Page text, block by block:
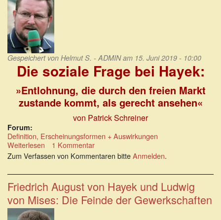
Gespeichert von Helmut S. - ADMINam 15. Juni 2019 - 10:00
Die soziale Frage bei Hayek:
»Entlohnung, die durch den freien Markt
zustande kommt, als gerecht ansehen«
von Patrick Schreiner
Forum:
Definition, Erscheinungsformen + Auswirkungen
Weiterlesen über
Die
Frage
bei
Friedrich
August
von
Hayek
1 Kommentar
Zum Verfassen von Kommentaren bitteAnmelden.
Friedrich August von Hayek und Ludwig
von Mises: Die Feinde der Gewerkschaften